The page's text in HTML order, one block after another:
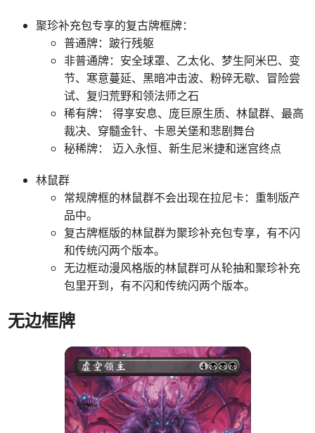
聚珍补充包专享的复古牌框牌：
普通牌：跛行残躯
非普通牌：安全球罩、乙太化、梦生阿米巴、变
节、寒意蔓延、黑暗冲击波、粉碎无歇、冒险尝
试、复归荒野和领法师之石
稀有牌： 得享安息、庞巨原生质、林鼠群、最高
裁决、穿髓金针、卡恩关堡和悲剧舞台
秘稀牌： 迈入永恒、新生尼米捷和迷宫终点
林鼠群
常规牌框的林鼠群不会出现在拉尼卡：重制版产
品中。
复古牌框版的林鼠群为聚珍补充包专享，有不闪
和传统闪两个版本。
无边框动漫风格版的林鼠群可从轮抽和聚珍补充
包里开到，有不闪和传统闪两个版本。
无边框牌